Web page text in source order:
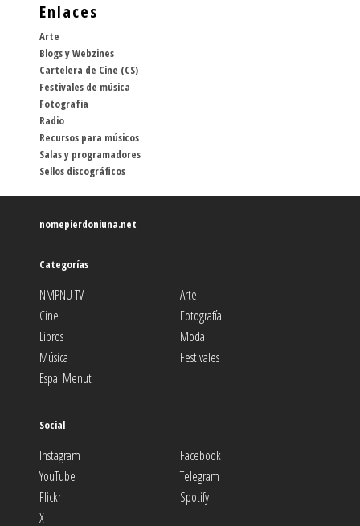
Enlaces
Arte
Blogs y Webzines
Cartelera de Cine (CS)
Festivales de música
Fotografía
Radio
Recursos para músicos
Salas y programadores
Sellos discográficos
nomepierdoniuna.net
Categorías
NMPNU TV
Arte
Cine
Fotografía
Libros
Moda
Música
Festivales
Espai Menut
Social
Instagram
Facebook
YouTube
Telegram
Flickr
Spotify
X